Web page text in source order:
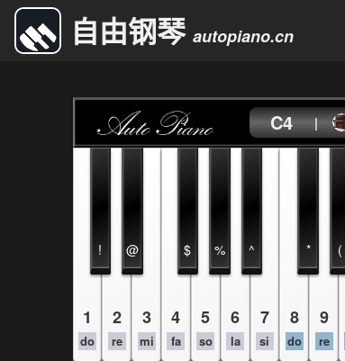
自由钢琴 autopiano.cn
C4 |
1
do
2
re
3
mi
4
fa
5
so
6
la
7
si
8
do
9
re
! @ $ % ^ * (